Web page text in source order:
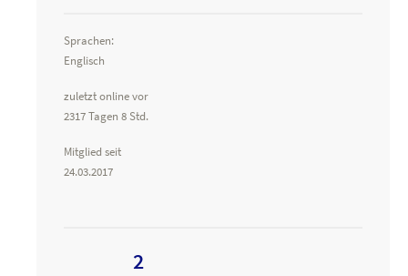
Sprachen:
Englisch
zuletzt online vor
2317 Tagen 8 Std.
Mitglied seit
24.03.2017
2